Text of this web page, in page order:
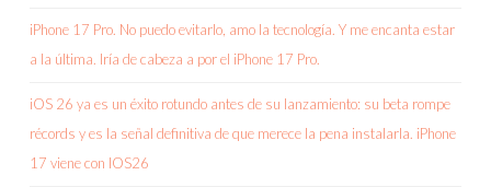
iPhone 17 Pro. No puedo evitarlo, amo la tecnología. Y me encanta estar
a la última. Iría de cabeza a por el iPhone 17 Pro.
iOS 26 ya es un éxito rotundo antes de su lanzamiento: su beta rompe
récords y es la señal definitiva de que merece la pena instalarla. iPhone
17 viene con IOS26